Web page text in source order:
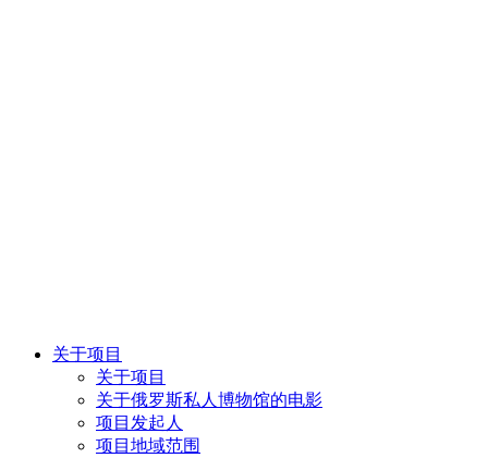
关于项目
关于项目
关于俄罗斯私人博物馆的电影
项目发起人
项目地域范围